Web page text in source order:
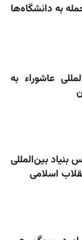
به دانشگاه‌ها
عاشوراء به
بین‌المللی
اسلامی